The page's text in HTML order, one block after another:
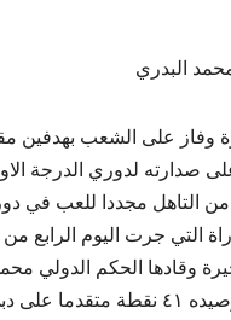
البدري
وفاز على الشعب بهدفين
صدارته لدوري الدرجة
من التاهل مجددا للعب في
وقادها الحكم الدولي
حسن ليصبح رصيده ٤١ نقطة متقدما